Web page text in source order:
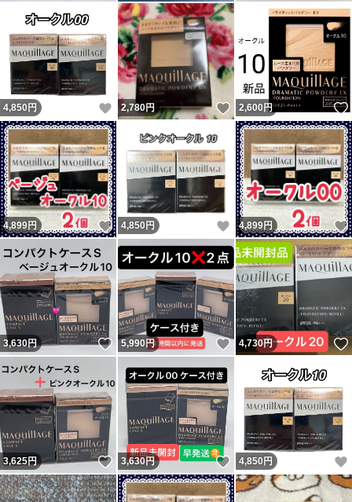
4,850 円 いいね！
2,780円 いいね！
2,600 円
4,899円 いいね！
4,850 円 いいね！
4,899円
3,630円 いいね！
5,990円 いいね！
4,730円
3,625円 いいね！
3,630円 いいね！
4,850 円